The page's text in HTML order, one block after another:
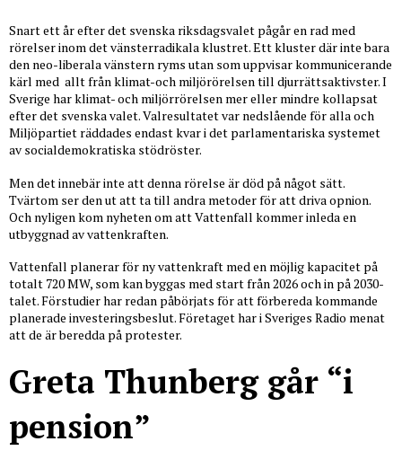
Snart ett år efter det svenska riksdagsvalet pågår en rad med
rörelser inom det vänsterradikala klustret. Ett kluster där inte bara
den neo-liberala vänstern ryms utan som uppvisar kommunicerande
kärl med allt från klimat-och miljörörelsen till djurrättsaktivster. I
Sverige har klimat- och miljörrörelsen mer eller mindre kollapsat
efter det svenska valet. Valresultatet var nedslående för alla och
Miljöpartiet räddades endast kvar i det parlamentariska systemet
av socialdemokratiska stödröster.
Men det innebär inte att denna rörelse är död på något sätt.
Tvärtom ser den ut att ta till andra metoder för att driva opnion.
Och nyligen kom nyheten om att Vattenfall kommer inleda en
utbyggnad av vattenkraften.
Vattenfall planerar för ny vattenkraft med en möjlig kapacitet på
totalt 720 MW, som kan byggas med start från 2026 och in på 2030-
talet. Förstudier har redan påbörjats för att förbereda kommande
planerade investeringsbeslut. Företaget har i Sveriges Radio menat
att de är beredda på protester.
Greta Thunberg går “i
pension”